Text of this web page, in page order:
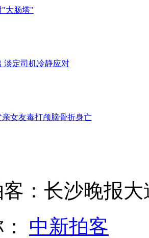
"大肠塔"
淡定司机冷静应对
女友毒打颅脑骨折身亡
标 新农合人均筹资标准达340元
：长沙晚报
中新拍客